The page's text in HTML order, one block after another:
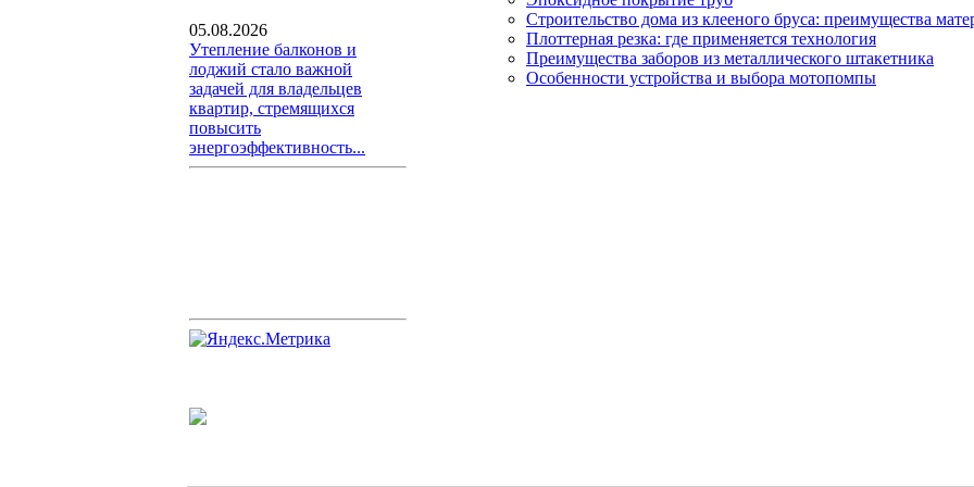
05.08.2026
Утепление балконов и
лоджий стало важной
задачей для владельцев
квартир, стремящихся
повысить
энергоэффективность...
Строительство дома из клееного бруса: преимущества
Плоттерная резка: где применяется технология
Преимущества заборов из металлического штакетника
Особенности устройства и выбора мотопомпы